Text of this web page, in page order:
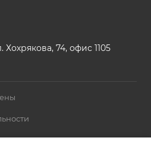
Хохрякова, 74, офис 1105